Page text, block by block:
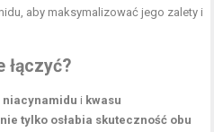
aby maksymalizować jego zalety i
łączyć?
niacynamidu i kwasu
tylko osłabia skuteczność obu